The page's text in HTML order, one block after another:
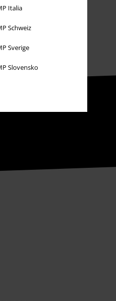
Italia
Schweiz
Sverige
Slovensko